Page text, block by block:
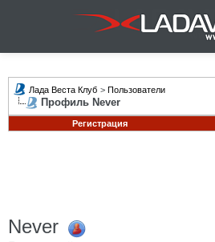
Лада Веста Клуб > Пользователи
Профиль Never
Регистрация
Never